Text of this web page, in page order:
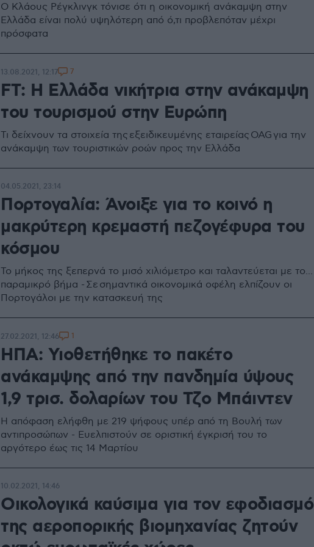
O Κλάους Ρέγκλινγκ τόνισε ότι η οικονομική ανάκαμψη στην
Ελλάδα είναι πολύ υψηλότερη από ό,τι προβλεπόταν μέχρι
πρόσφατα
FT: Η Ελλάδα νικήτρια στην ανάκαμψη
του τουρισμού στην Ευρώπη
Τι δείχνουν τα στοιχεία της εξειδικευμένης εταιρείας OAG για την
ανάκαμψη των τουριστικών ροών προς την Ελλάδα
13.08.2021, 12:17 7
Πορτογαλία: Άνοιξε για το κοινό η
μακρύτερη κρεμαστή πεζογέφυρα του
κόσμου
Το μήκος της ξεπερνά το μισό χιλιόμετρο και ταλαντεύεται με το...
παραμικρό βήμα - Σε σημαντικά οικονομικά οφέλη ελπίζουν οι
Πορτογάλοι με την κατασκευή της
04.05.2021, 23:14
ΗΠΑ: Υιοθετήθηκε το πακέτο
ανάκαμψης από την πανδημία ύψους
1,9 τρισ. δολαρίων του Τζο Μπάιντεν
Η απόφαση ελήφθη με 219 ψήφους υπέρ από τη Βουλή των
αντιπροσώπων - Ευελπιστούν σε οριστική έγκρισή του το
αργότερο έως τις 14 Μαρτίου
27.02.2021, 12:46 1
Οικολογικά καύσιμα για τον εφοδιασμό
της αεροπορικής βιομηχανίας ζητούν
10.02.2021, 14:46